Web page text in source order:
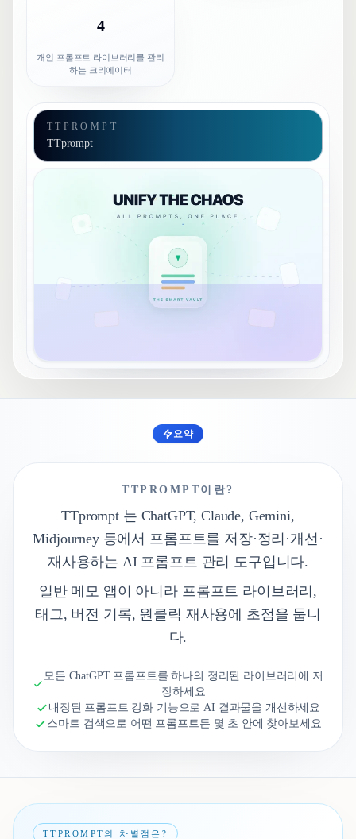
4
개인 프롬프트 라이브러리를 관리
하는 크리에이터
TTPROMPT
TTprompt
요약
TTPROMPT이란?
TTprompt 는 ChatGPT, Claude, Gemini,
Midjourney 등에서 프롬프트를 저장·정리·개선·
재사용하는 AI 프롬프트 관리 도구입니다.
일반 메모 앱이 아니라 프롬프트 라이브러리,
태그, 버전 기록, 원클릭 재사용에 초점을 둡니
다.
모든 ChatGPT 프롬프트를 하나의 정리된 라이브러리에 저
장하세요
내장된 프롬프트 강화 기능으로 AI 결과물을 개선하세요
스마트 검색으로 어떤 프롬프트든 몇 초 안에 찾아보세요
TTPROMPT의 차별점은?